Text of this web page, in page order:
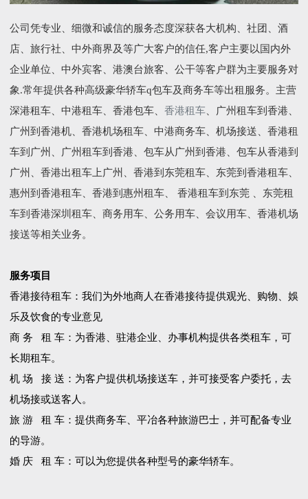
公司凭专业、细微和诚信的服务态度深获各大机构、社团、酒
店、旅行社、中外商界及等广大客户的信任,客户主要以国内外
企业单位、中外宾客、港澳台旅客、公干等客户群为主要服务对
象.常年提供各种高级豪华轿车q包车及商务车等出租服务。主营
深港租车、中港租车、香港包车、 香港租车、广州租车到香港、
广州到香港机、香港机场租车、中港商务车、机场接送、香港租
车到广州、广州租车到香港、包车从广州到香港、包车从香港到
广州、香港出租车上广州、香港到东莞租车、东莞到香港租车、
惠州到香港租车、香港到惠州租车、 香港租车到东莞 、东莞租
车到香港深圳租车、商务用车、公务用车、会议用车、香港机场
接送等相关业务。
服务项目
香港接待租车：我们为外地商人在香港接待提供观光、购物、娛
乐及饮食的专业意见
商 务 租 车：为香港、驻港企业、办事机构提供各类租车，可
长期租车。
机 场 接 送：为客户提供机场接送车，并可接受客户委托，去
机场接或送客人。
旅 游 租 车：提供商务车、平冶各种旅游巴士，并可配备专业
的导游。
婚 庆 租 车：可以为您提供各种型号的豪华轿车。